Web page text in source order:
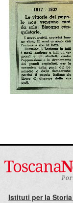
Istituti per la